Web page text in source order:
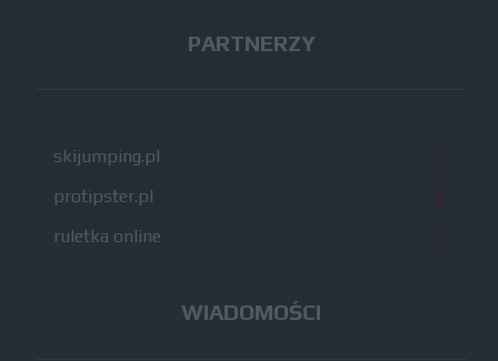
PARTNERZY
skijumping.pl
protipster.pl
ruletka online
WIADOMOŚCI